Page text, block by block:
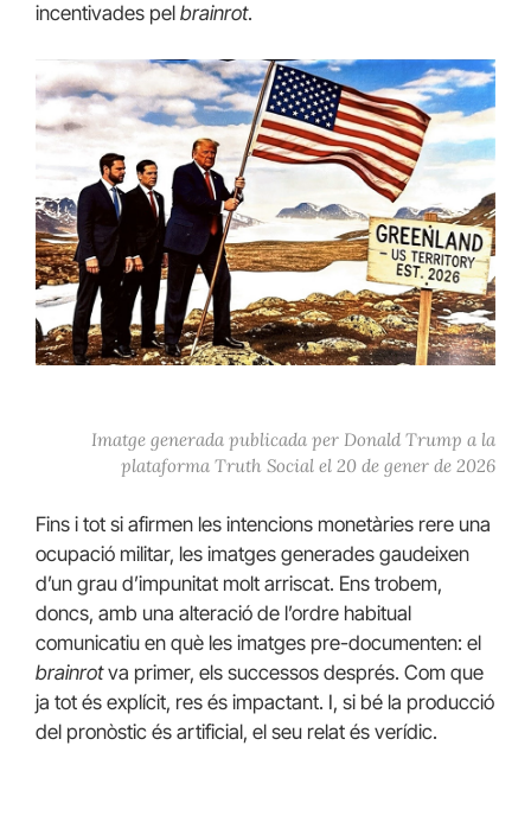
incentivades pel brainrot.
Imatge generada publicada per Donald Trump a la
plataforma Truth Social el 20 de gener de 2026
Fins i tot si afirmen les intencions monetàries rere una
ocupació militar, les imatges generades gaudeixen
d’un grau d’impunitat molt arriscat. Ens trobem,
doncs, amb una alteració de l’ordre habitual
comunicatiu en què les imatges pre-documenten: el
brainrotva primer, els successos després. Com que
ja tot és explícit, res és impactant. I, si bé la producció
del pronòstic és artificial, el seu relat és verídic.